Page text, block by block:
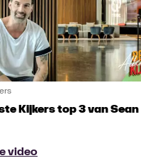
Kijkers top 3 van Sean
video